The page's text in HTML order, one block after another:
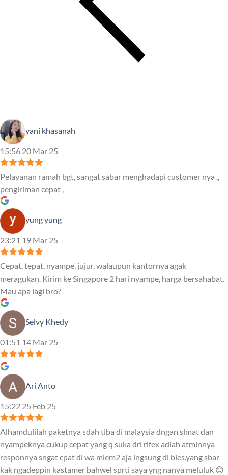
yani khasanah
15:56 20 Mar 25
Pelayanan ramah bgt, sangat sabar menghadapi customer nya ,,
pengiriman cepat ,
yung yung
23:21 19 Mar 25
Cepat, tepat, nyampe, jujur, walaupun kantornya agak
meragukan. Kirim ke Singapore 2 hari nyampe, harga bersahabat.
Mau apa lagi bro?
Selvy Khedy
01:51 14 Mar 25
Ari Anto
15:22 25 Feb 25
Alhamdulilah paketnya sdah tiba di malaysia dngan slmat dan
nyampeknya cukup cepat yang q suka dri rifex adlah atminnya
responnya sngat cpat di wa mlem2 aja lngsung di bles.yang sbar
kak ngadeppin kastamer bahwel sprti saya yng nanya meluluk 😊